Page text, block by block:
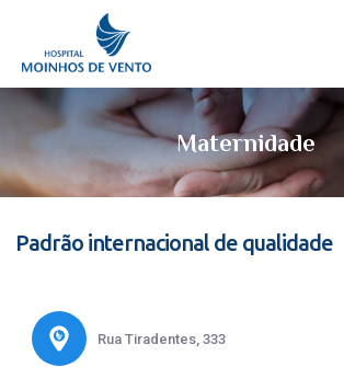
Maternidade
Padrão internacional de qualidade
Rua Tiradentes, 333